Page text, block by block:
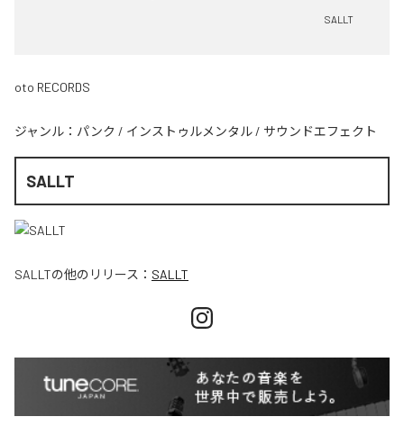
SALLT
oto RECORDS
ジャンル： パンク / インストゥルメンタル / サウンドエフェクト
SALLT
SALLTの他のリリース： SALLT